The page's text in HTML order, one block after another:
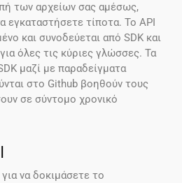
των αρχείων σας αμέσως,
εγκαταστήσετε τίποτα. Το API
και συνοδεύεται από SDK και
όλες τις κύριες γλώσσες. Τα
μαζί με παραδείγματα
στο Github βοηθούν τους
σε σύντομο χρονικό
να δοκιμάσετε το